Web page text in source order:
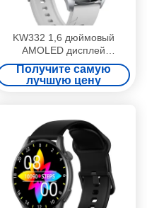
KW332 1,6 дюймовый
AMOLED дисплей
Smartwatch Sport GPS
Smartwatch
водонепроницаемый с 6
Получите самую
лучшую цену